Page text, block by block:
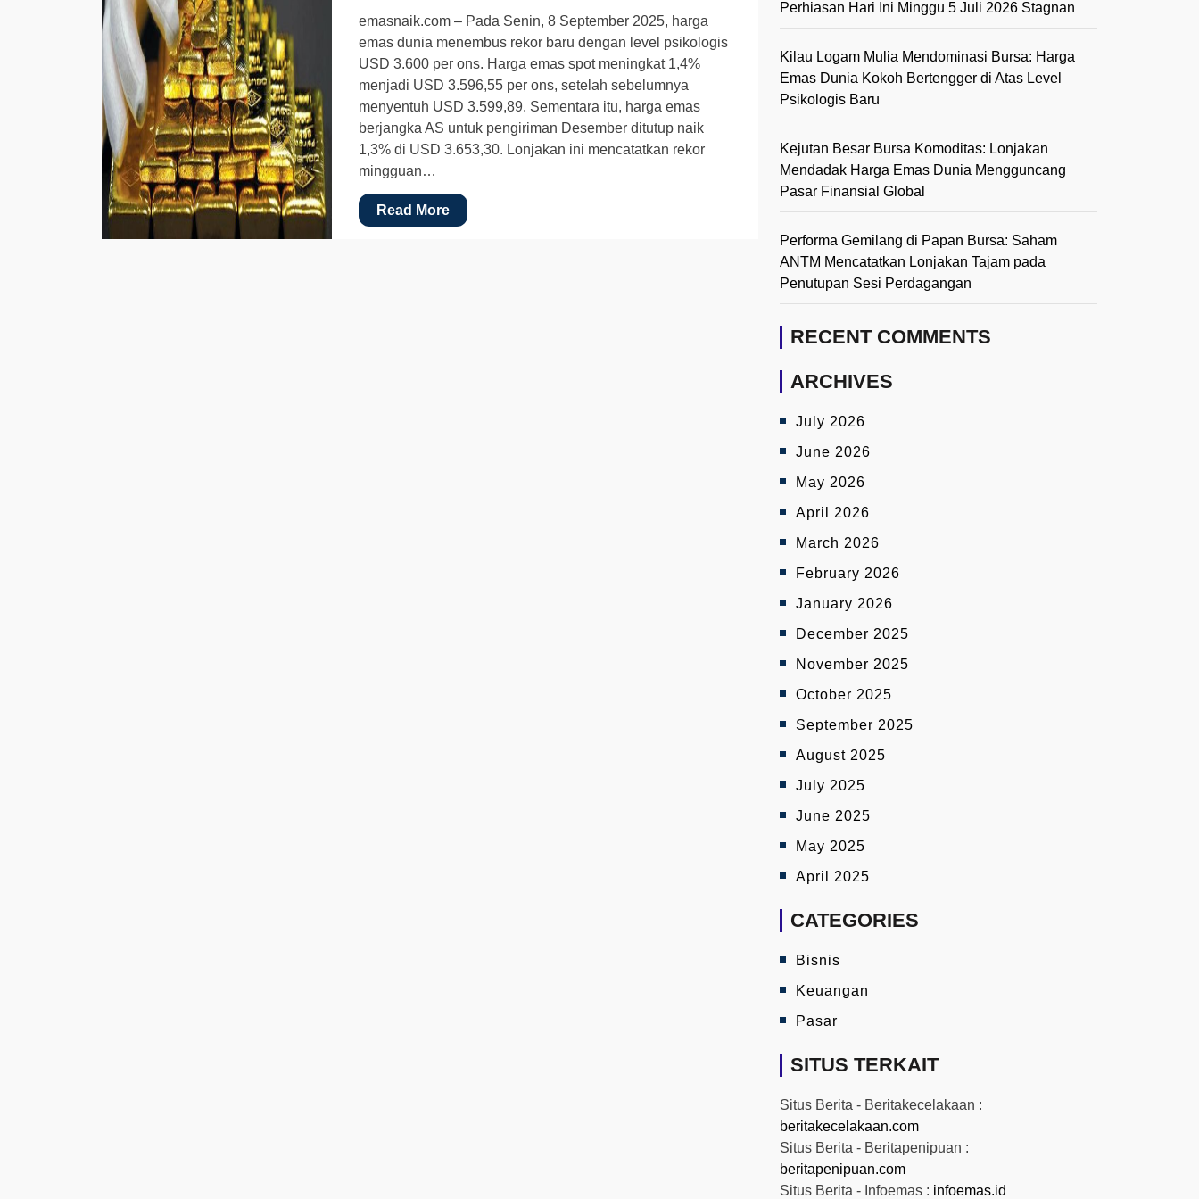
emasnaik.com – Pada Senin, 8 September 2025, harga
emas dunia menembus rekor baru dengan level psikologis
USD 3.600 per ons. Harga emas spot meningkat 1,4%
menjadi USD 3.596,55 per ons, setelah sebelumnya
menyentuh USD 3.599,89. Sementara itu, harga emas
berjangka AS untuk pengiriman Desember ditutup naik
1,3% di USD 3.653,30. Lonjakan ini mencatatkan rekor
mingguan…
Read More
Perhiasan Hari Ini Minggu 5 Juli 2026 Stagnan
Kilau Logam Mulia Mendominasi Bursa: Harga
Emas Dunia Kokoh Bertengger di Atas Level
Psikologis Baru
Kejutan Besar Bursa Komoditas: Lonjakan
Mendadak Harga Emas Dunia Mengguncang
Pasar Finansial Global
Performa Gemilang di Papan Bursa: Saham
ANTM Mencatatkan Lonjakan Tajam pada
Penutupan Sesi Perdagangan
RECENT COMMENTS
ARCHIVES
July 2026
June 2026
May 2026
April 2026
March 2026
February 2026
January 2026
December 2025
November 2025
October 2025
September 2025
August 2025
July 2025
June 2025
May 2025
April 2025
CATEGORIES
Bisnis
Keuangan
Pasar
SITUS TERKAIT
Situs Berita - Beritakecelakaan :
beritakecelakaan.com
Situs Berita - Beritapenipuan :
beritapenipuan.com
Situs Berita - Infoemas : infoemas.id